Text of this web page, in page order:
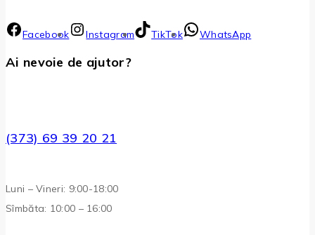
Facebook Instagram TikTok WhatsApp
Ai nevoie de ajutor?
(373) 69 39 20 21
Luni – Vineri: 9:00-18:00
Sîmbăta: 10:00 – 16:00